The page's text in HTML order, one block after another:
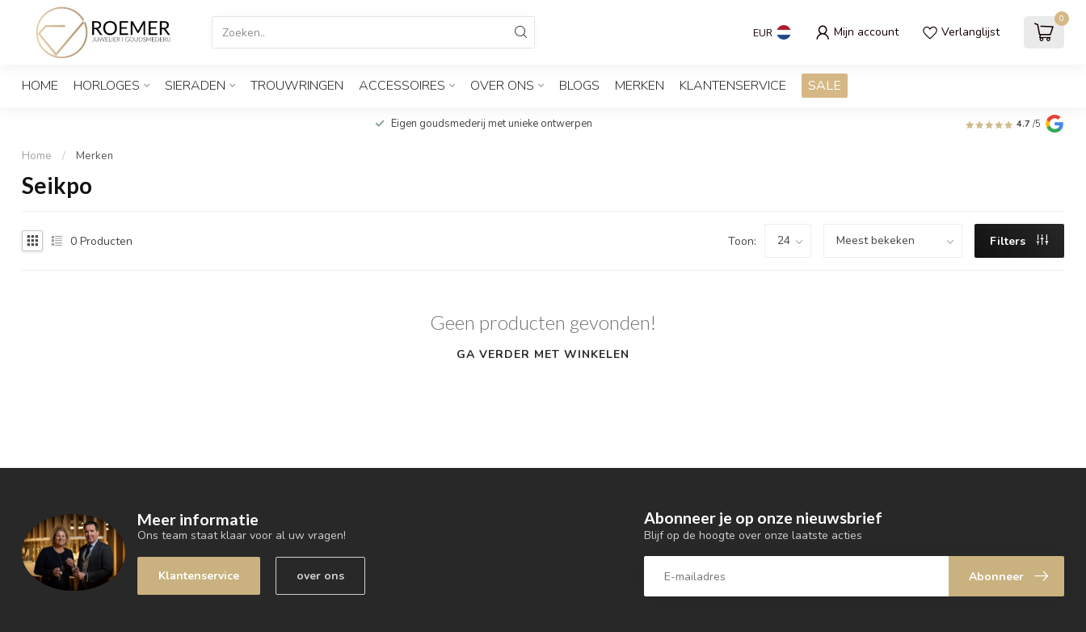
EUR Mijn account Verlanglijst
0
HOME HORLOGES SIERADEN TROUWRINGEN ACCESSOIRES OVER ONS BLOGS MERKEN KLANTENSERVICE SALE
Eigen goudsmederij met unieke ontwerpen 4.7 /5
Home / Merken
Seikpo
0 Producten Toon: Filters
Geen producten gevonden!
GA VERDER MET WINKELEN
Meer informatie
Ons team staat klaar voor al uw vragen!
Klantenservice over ons
Abonneer je op onze nieuwsbrief
Blijf op de hoogte over onze laatste acties
Abonneer